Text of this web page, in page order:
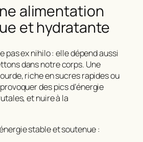
alimentation
et hydratante
pas ex nihilo : elle dépend aussi
dans notre corps. Une
riche en sucres rapides ou
des pics d’énergie
et nuire à la
stable et soutenue: